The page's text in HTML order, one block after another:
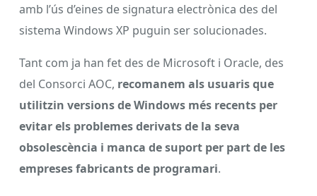
amb l’ús d’eines de signatura electrònica des del
sistema Windows XP puguin ser solucionades.
Tant com ja han fet des de Microsoft i Oracle, des
del Consorci AOC, recomanem als usuaris que
utilitzin versions de Windows més recents per
evitar els problemes derivats de la seva
obsolescència i manca de suport per part de les
empreses fabricants de programari.